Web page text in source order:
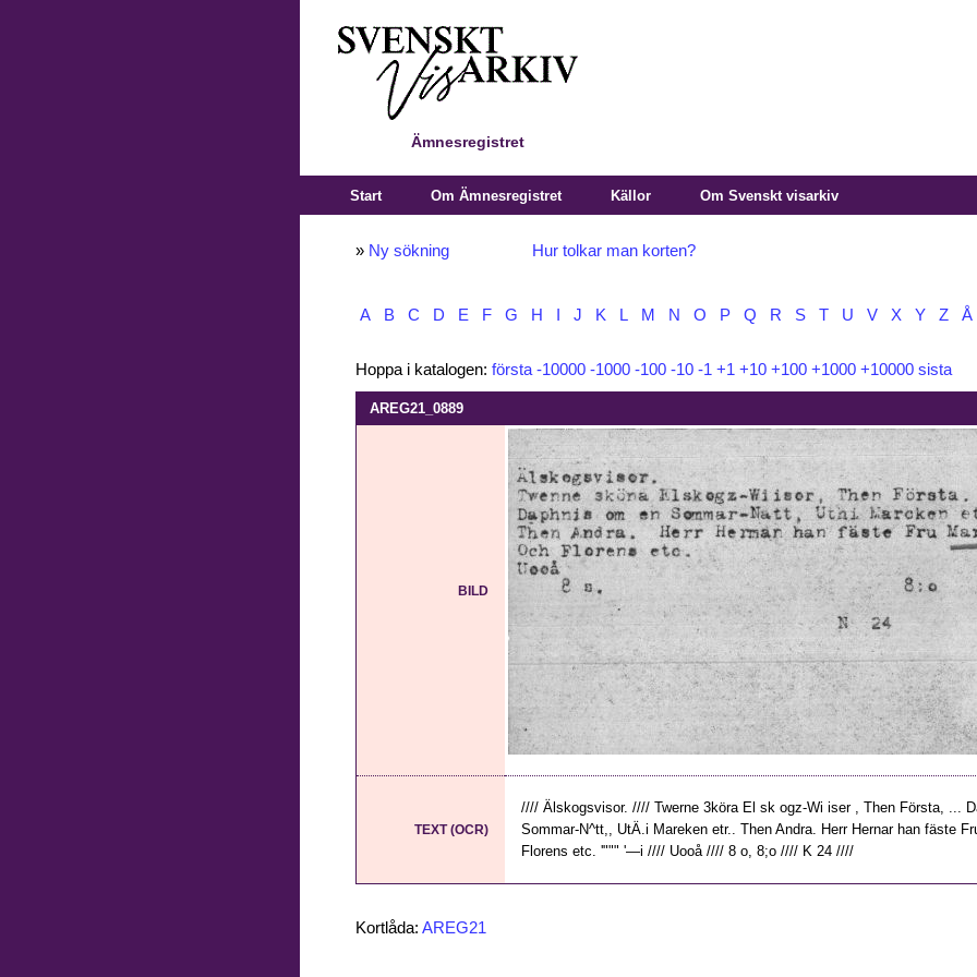
Ämnesregistret
Start Om Ämnesregistret Källor Om Svenskt visarkiv
» Ny sökning Hur tolkar man korten?
A B C D E F G H J K L M N O P Q R S T U V X Y Z Å
Hoppa i katalogen: första -10000 -1000 -100 -10 -1 +1 +10 +100 +1000 +10000 sista
AREG21_0889
BILD
TEXT (OCR)
//// Älskogsvisor. //// Twerne 3köra El sk ogz-Wi iser , Then Första, ...
Sommar-N^tt,, UtÄ.i Mareken etr.. Then Andra. Herr Hernar han fäste
Florens etc. '""" '—i //// Uooå //// 8 o, 8;o //// K 24 ////
Kortlåda: AREG21